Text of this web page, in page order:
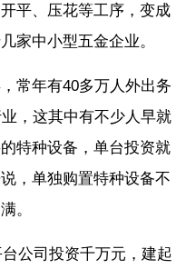
平、压花等工序，变成
家中小型五金企业。
常年有40多万人外出务
，这其中有不少人早就
特种设备，单台投资就
，单独购置特种设备不
。
公司投资千万元，建起